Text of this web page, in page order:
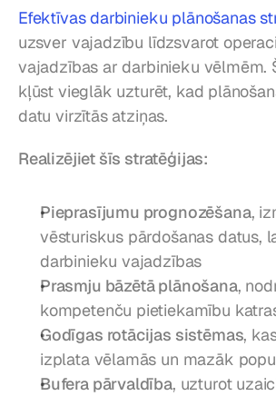
Efektīvas darbinieku plānošanas
uzsver vajadzību līdzsvarot
vajadzības ar darbinieku vēlmēm.
kļūst vieglāk uzturēt, kad
datu virzītās atziņas.
Realizējiet šīs stratēģijas:
Pieprasījumu prognozēšana,
vēsturiskus pārdošanas datus,
darbinieku vajadzības
Prasmju bāzētā plānošana,
kompetenču pietiekamību
Godīgas rotācijas sistēmas,
izplata vēlamās un mazāk
Bufera pārvaldība, uzturot